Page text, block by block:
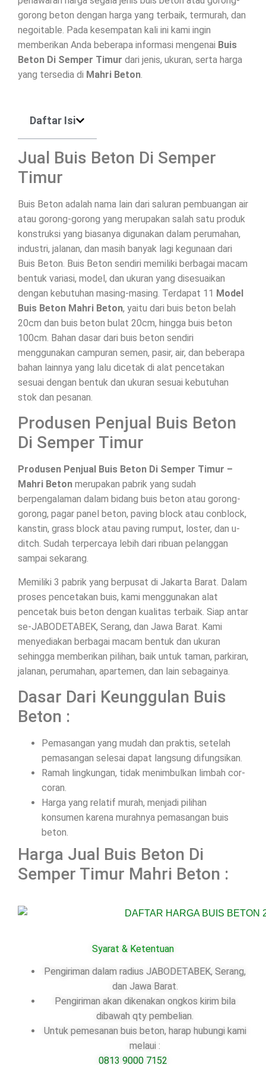
gorong beton dengan harga yang terbaik, termurah, dan
negoitable. Pada kesempatan kali ini kami ingin
memberikan Anda beberapa informasi mengenai Buis
Beton Di Semper Timur dari jenis, ukuran, serta harga
yang tersedia di Mahri Beton.
Daftar Isi
Jual Buis Beton Di Semper
Timur
Buis Beton adalah nama lain dari saluran pembuangan air
atau gorong-gorong yang merupakan salah satu produk
konstruksi yang biasanya digunakan dalam perumahan,
industri, jalanan, dan masih banyak lagi kegunaan dari
Buis Beton. Buis Beton sendiri memiliki berbagai macam
bentuk variasi, model, dan ukuran yang disesuaikan
dengan kebutuhan masing-masing. Terdapat 11 Model
Buis Beton Mahri Beton, yaitu dari buis beton belah
20cm dan buis beton bulat 20cm, hingga buis beton
100cm. Bahan dasar dari buis beton sendiri
menggunakan campuran semen, pasir, air, dan beberapa
bahan lainnya yang lalu dicetak di alat pencetakan
sesuai dengan bentuk dan ukuran sesuai kebutuhan
stok dan pesanan.
Produsen Penjual Buis Beton
Di Semper Timur
Produsen Penjual Buis Beton Di Semper Timur –
Mahri Beton merupakan pabrik yang sudah
berpengalaman dalam bidang buis beton atau gorong-
gorong, pagar panel beton, paving block atau conblock,
kanstin, grass block atau paving rumput, loster, dan u-
ditch. Sudah terpercaya lebih dari ribuan pelanggan
sampai sekarang.
Memiliki 3 pabrik yang berpusat di Jakarta Barat. Dalam
proses pencetakan buis, kami menggunakan alat
pencetak buis beton dengan kualitas terbaik. Siap antar
se-JABODETABEK, Serang, dan Jawa Barat. Kami
menyediakan berbagai macam bentuk dan ukuran
sehingga memberikan pilihan, baik untuk taman, parkiran,
jalanan, perumahan, apartemen, dan lain sebagainya.
Dasar Dari Keunggulan Buis
Beton :
Pemasangan yang mudah dan praktis, setelah
pemasangan selesai dapat langsung difungsikan.
Ramah lingkungan, tidak menimbulkan limbah cor-
coran.
Harga yang relatif murah, menjadi pilihan
konsumen karena murahnya pemasangan buis
beton.
Harga Jual Buis Beton Di
Semper Timur Mahri Beton :
Syarat & Ketentuan
Pengiriman dalam radius JABODETABEK, Serang,
dan Jawa Barat.
Pengiriman akan dikenakan ongkos kirim bila
dibawah qty pembelian.
Untuk pemesanan buis beton, harap hubungi kami
melaui :
0813 9000 7152